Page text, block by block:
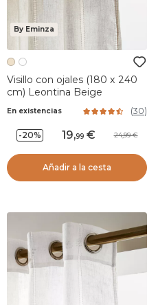
By Eminza
Visillo con ojales (180 x 240
cm) Leontina Beige
En existencias (30)
-20% 19,99 24,99
Añadir a la cesta